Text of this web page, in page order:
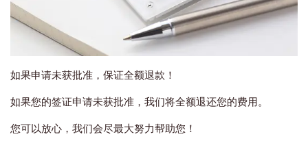
如果申请未获批准，保证全额退款！
如果您的签证申请未获批准，我们将全额退还您的费用。
您可以放心，我们会尽最大努力帮助您！